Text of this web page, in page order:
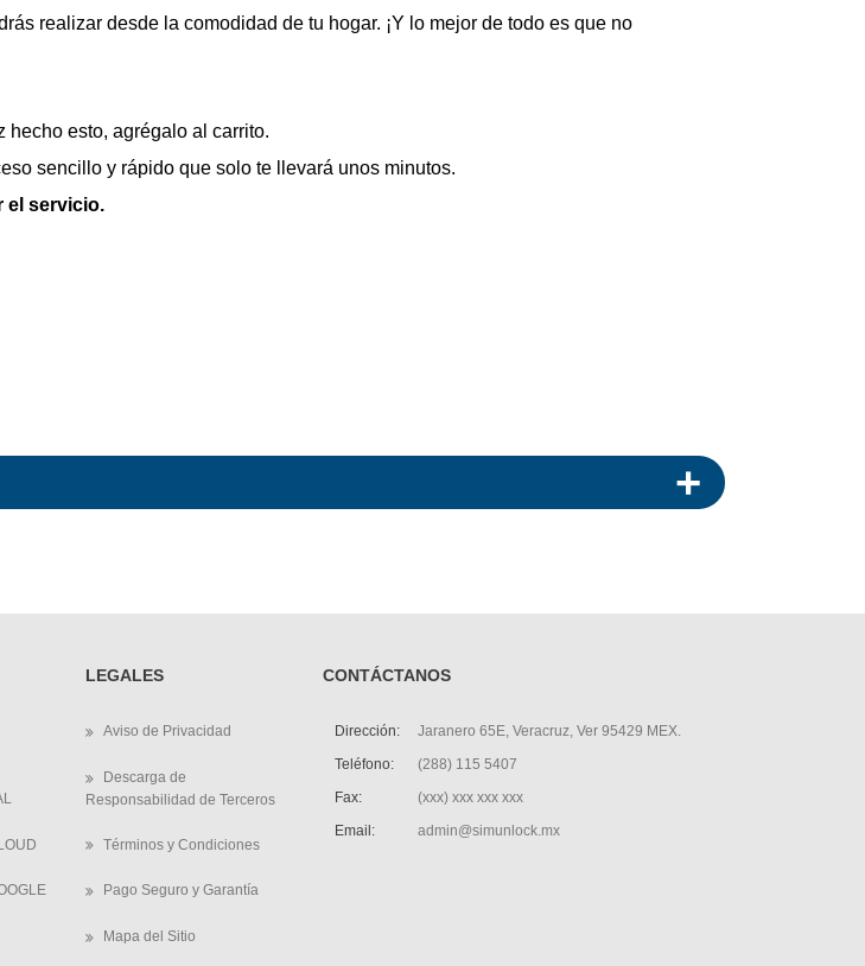
realizar desde la comodidad de tu hogar. ¡Y lo mejor de todo es que no
hecho esto, agrégalo al carrito.
sencillo y rápido que solo te llevará unos minutos.
el servicio.
LEGALES
Aviso de Privacidad
Descarga de
Responsabilidad de Terceros
Términos y Condiciones
Pago Seguro y Garantía
Mapa del Sitio
CONTÁCTANOS
Dirección:
Jaranero 65E, Veracruz, Ver 95429 MEX.
Teléfono:
(288) 115 5407
Fax:
(xxx) xxx xxx xxx
Email:
admin@simunlock.mx